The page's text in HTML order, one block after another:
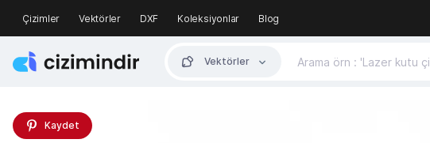
Çizimler Vektörler DXF Koleksiyonlar Blog
Vektörler
Kaydet